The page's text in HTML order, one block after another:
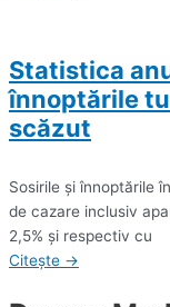
Statistica
înnoptările
scăzut
Sosirile şi înnoptările
de cazare inclusiv
2,5% şi respectiv cu
Citește →